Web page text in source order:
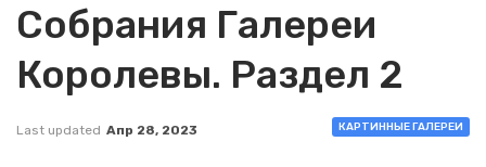
Собрания Галереи
Королевы. Раздел 2
КАРТИННЫЕ ГАЛЕРЕИ
Last updated Апр 28, 2023